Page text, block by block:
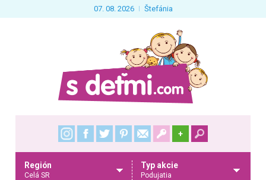
07. 08. 2026 Štefánia
+
Región
Celá SR
Typ akcie
Podujatia